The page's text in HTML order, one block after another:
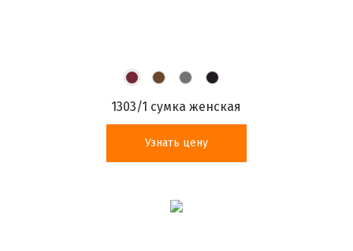
1303/1 сумка женская
Узнать цену